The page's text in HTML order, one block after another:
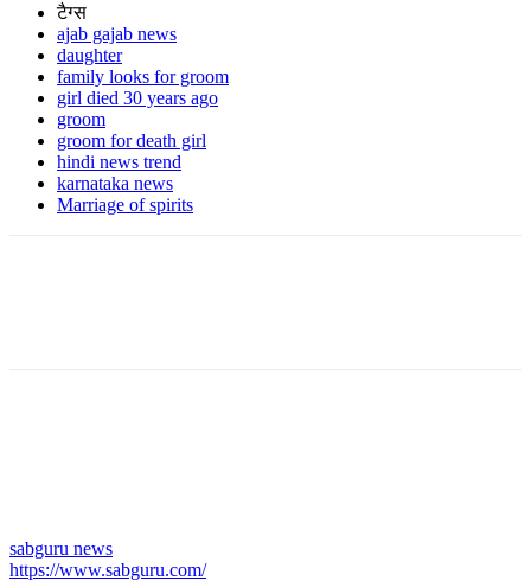
टैग्स
ajab gajab news
daughter
family looks for groom
girl died 30 years ago
groom
groom for death girl
hindi news trend
karnataka news
Marriage of spirits
sabguru news
https://www.sabguru.com/